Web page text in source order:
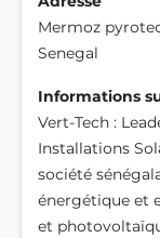
Mermoz
Senegal
Informations
Vert-Tech :
Installations
société
énergétique et
et